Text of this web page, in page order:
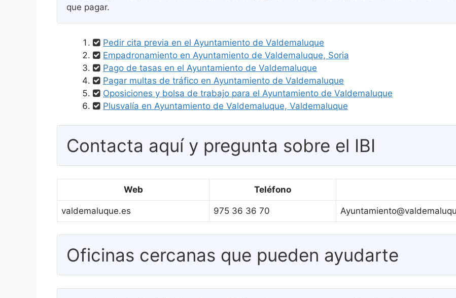
que pagar.
Pedir cita previa en el Ayuntamiento de Valdemaluque
Empadronamiento en Ayuntamiento de Valdemaluque, Soria
Pago de tasas en el Ayuntamiento de Valdemaluque
Pagar multas de tráfico en Ayuntamiento de Valdemaluque
Oposiciones y bolsa de trabajo para el Ayuntamiento de Valdemaluque
Plusvalía en Ayuntamiento de Valdemaluque, Valdemaluque
Contacta aquí y pregunta sobre el IBI
Web Teléfono
valdemaluque.es 975 36 36 70
Oficinas cercanas que pueden ayudarte